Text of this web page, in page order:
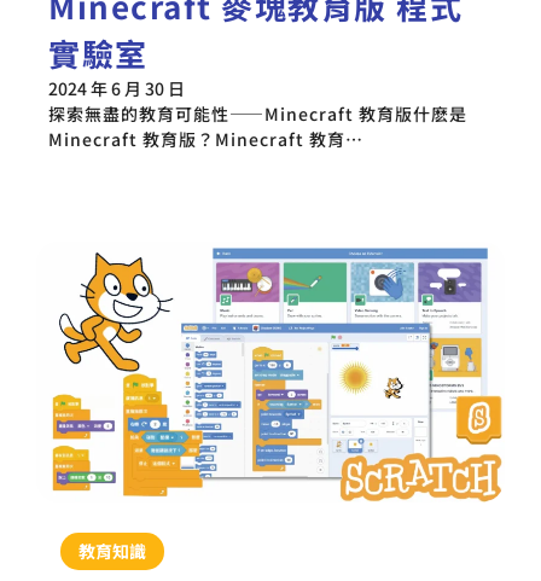
實驗室
2024 年 6 月 30 日
探索無盡的教育可能性——Minecraft 教育版什麽是
Minecraft 教育版？Minecraft 教育…
教育知識